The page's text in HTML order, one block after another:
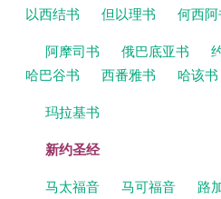
以西结书
但以理书 何西阿
阿摩司书
俄巴底亚书
哈巴谷书
西番雅书 哈该书
玛拉基书
新约圣经
马太福音 马可福音 路